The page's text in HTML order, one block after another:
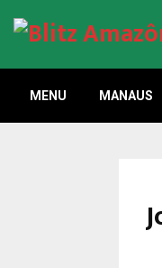
MENU MANAUS